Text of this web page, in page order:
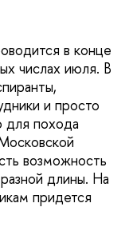
в конце
числах июля. В
и просто
для похода
возможность
длины. На
придется